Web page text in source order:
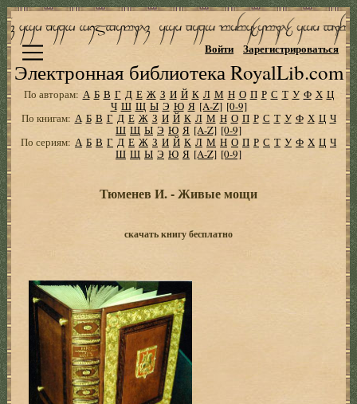
Электронная библиотека RoyalLib.com
Войти Зарегистрироваться
По авторам: А Б В Г Д Е Ж З И Й К Л М Н О П Р С Т У Ф Х Ц
Ч Ш Щ Ы Э Ю Я [A-Z] [0-9]
По книгам: А Б В Г Д Е Ж З И Й К Л М Н О П Р С Т У Ф Х Ц Ч
Ш Щ Ы Э Ю Я [A-Z] [0-9]
По сериям: А Б В Г Д Е Ж З И Й К Л М Н О П Р С Т У Ф Х Ц Ч
Ш Щ Ы Э Ю Я [A-Z] [0-9]
Тюменев И. - Живые мощи
скачать книгу бесплатно